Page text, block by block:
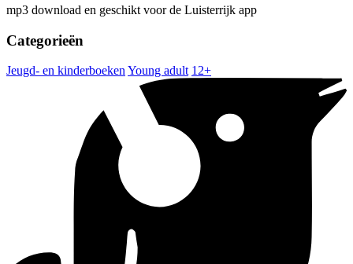
mp3 download en geschikt voor de Luisterrijk app
Categorieën
Jeugd- en kinderboeken Young adult 12+